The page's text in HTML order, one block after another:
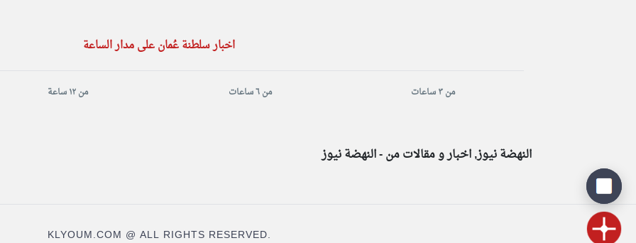
اخبار سلطنة عُمان على مدار الساعة
من ٣ ساعات من ٦ ساعات من ١٢ ساعة
النهضة نيوز, اخبار و مقالات من - النهضة نيوز
KLYOUM.COM @ ALL RIGHTS RESERVED.